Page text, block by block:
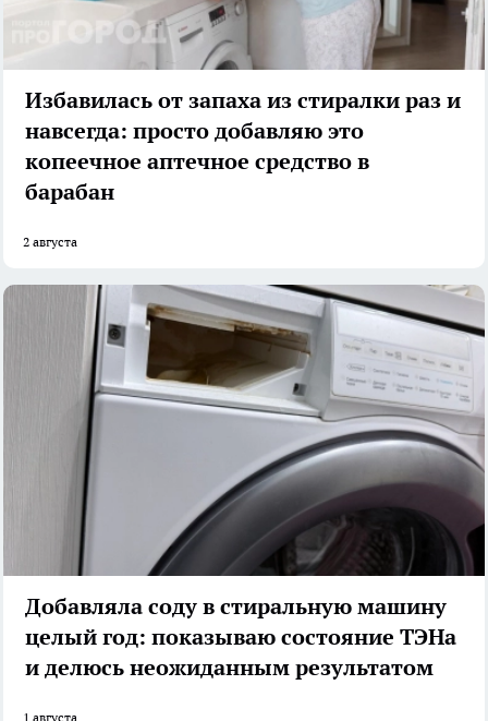
Избавилась от запаха из стиралки раз и
навсегда: просто добавляю это
копеечное аптечное средство в
барабан
2 августа
Добавляла соду в стиральную машину
целый год: показываю состояние ТЭНа
и делюсь неожиданным результатом
1 августа